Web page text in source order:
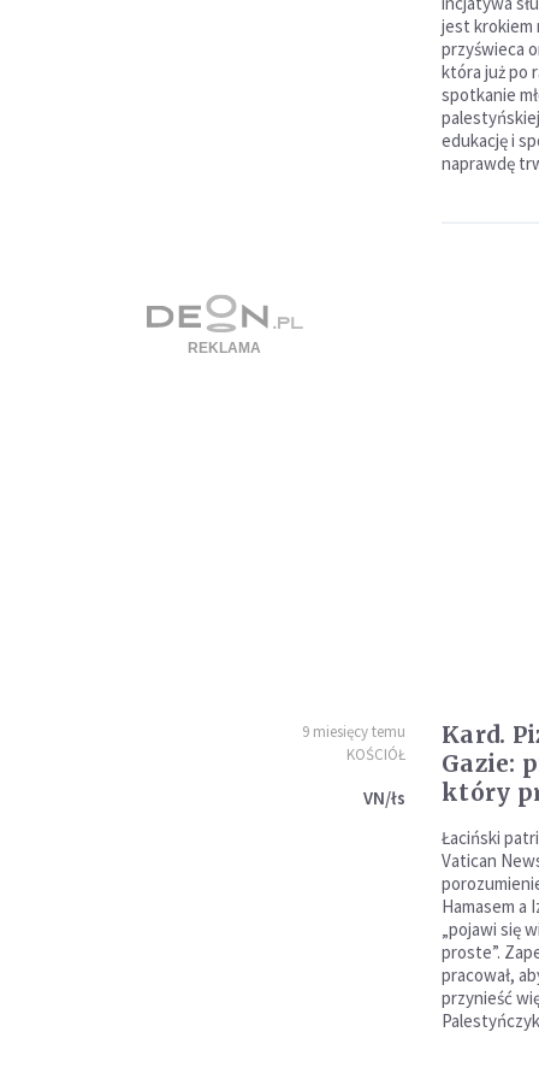
jest krokiem
przyświeca
która już po
spotkanie
edukację i
naprawdę
9 miesięcy temu
KOŚCIÓŁ
VN/łs
Kard.
Gazie:
który
Łaciński
Vatican
Hamasem a
„pojawi się
proste”.
pracował,
przynieść